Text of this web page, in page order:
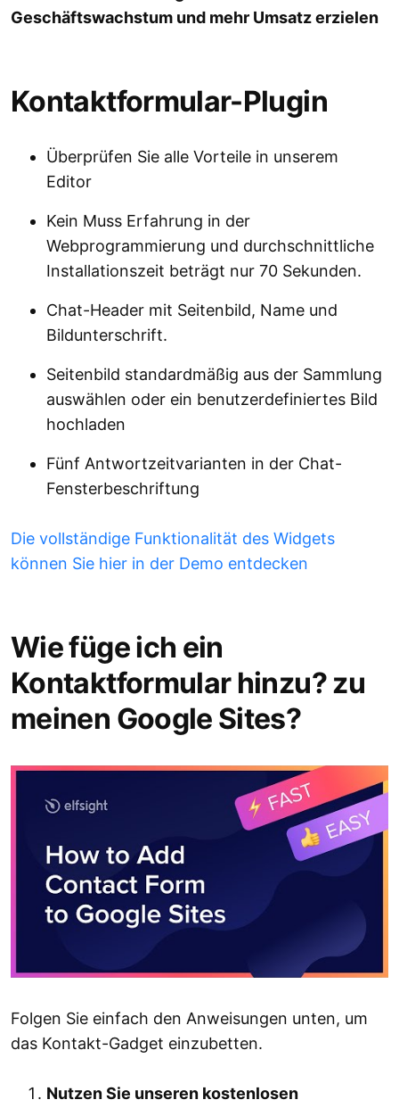
Geschäftswachstum und mehr Umsatz erzielen
Kontaktformular-Plugin
Überprüfen Sie alle Vorteile in unserem
Editor
Kein Muss Erfahrung in der
Webprogrammierung und durchschnittliche
Installationszeit beträgt nur 70 Sekunden.
Chat-Header mit Seitenbild, Name und
Bildunterschrift.
Seitenbild standardmäßig aus der Sammlung
auswählen oder ein benutzerdefiniertes Bild
hochladen
Fünf Antwortzeitvarianten in der Chat-
Fensterbeschriftung
Die vollständige Funktionalität des Widgets
können Sie hier in der Demo entdecken
Wie füge ich ein
Kontaktformular hinzu? zu
meinen Google Sites?
Folgen Sie einfach den Anweisungen unten, um
das Kontakt-Gadget einzubetten.
Nutzen Sie unseren kostenlosen